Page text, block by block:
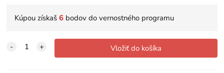
Kúpou získaš6 bodov do vernostného programu